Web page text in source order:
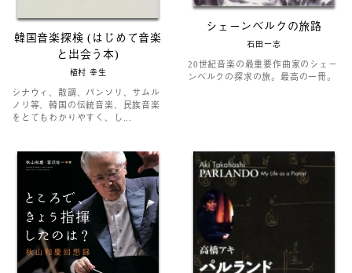
韓国音楽探検 (はじめて音楽
と出会う本)
植村 幸生
シナウィ、散調、パンソリ、サムル
ノリ等、韓国の伝統音楽、民族音楽
をとてもわかりやすく、し...
シェーンベルクの旅路
石田一志
20世紀音楽の最重要作曲家のシェー
ンベルクの探求の旅。最高の一冊。